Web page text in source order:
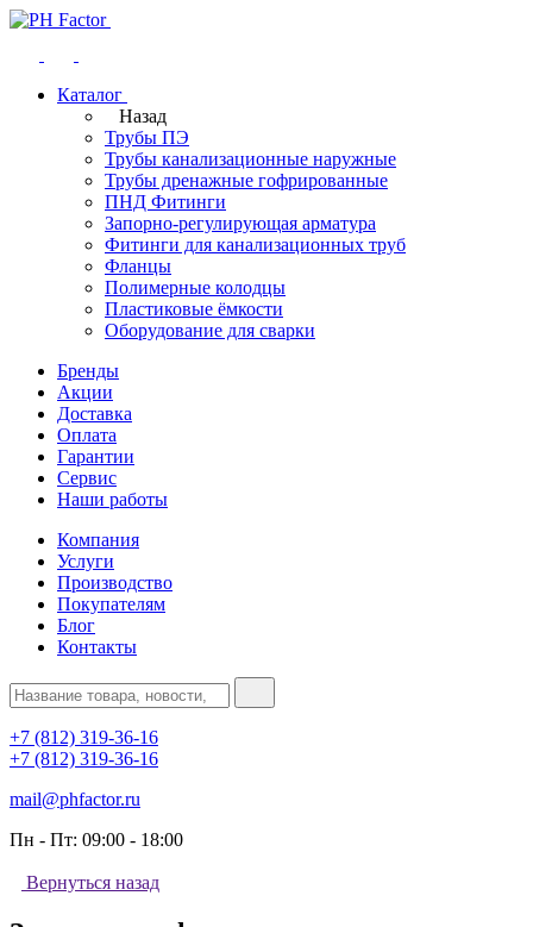
Каталог
Назад
Трубы ПЭ
Трубы канализационные наружные
Трубы дренажные гофрированные
ПНД Фитинги
Запорно-регулирующая арматура
Фитинги для канализационных труб
Фланцы
Полимерные колодцы
Пластиковые ёмкости
Оборудование для сварки
Бренды
Акции
Доставка
Оплата
Гарантии
Сервис
Наши работы
Компания
Услуги
Производство
Покупателям
Блог
Контакты
+7 (812) 319-36-16
+7 (812) 319-36-16
mail@phfactor.ru
Пн - Пт: 09:00 - 18:00
Вернуться назад